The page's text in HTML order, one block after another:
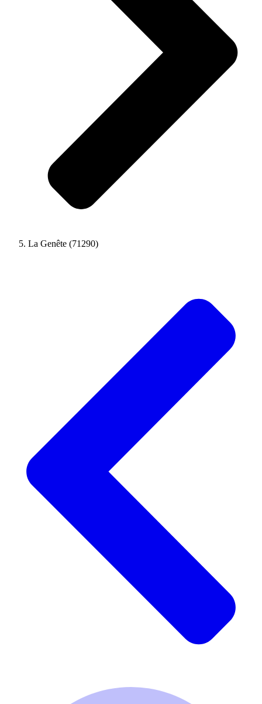
La Genête (71290)